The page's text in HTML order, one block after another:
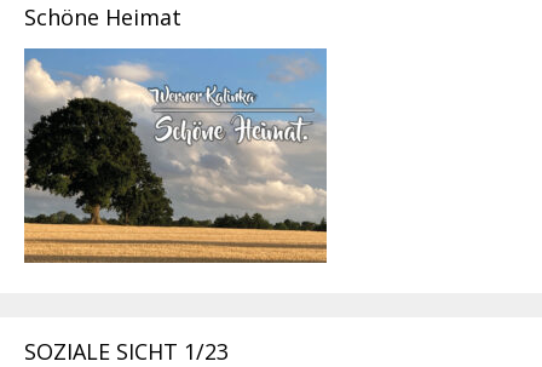
Schöne Heimat
SOZIALE SICHT 1/23